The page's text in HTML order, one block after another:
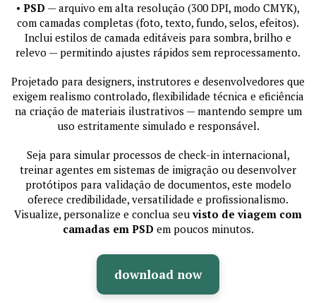
• PSD — arquivo em alta resolução (300 DPI, modo CMYK),
com camadas completas (foto, texto, fundo, selos, efeitos).
Inclui estilos de camada editáveis para sombra, brilho e
relevo — permitindo ajustes rápidos sem reprocessamento.
Projetado para designers, instrutores e desenvolvedores que
exigem realismo controlado, flexibilidade técnica e eficiência
na criação de materiais ilustrativos — mantendo sempre um
uso estritamente simulado e responsável.
Seja para simular processos de check-in internacional,
treinar agentes em sistemas de imigração ou desenvolver
protótipos para validação de documentos, este modelo
oferece credibilidade, versatilidade e profissionalismo.
Visualize, personalize e conclua seuvisto de viagem com
camadas em PSD em poucos minutos.
download now